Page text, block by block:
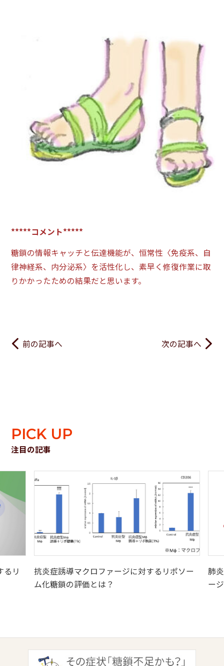
*****コメント*****
糖鎖の情報キャッチと伝達機能が、恒常性〈免疫系、自
律神経系、内分泌系〉を活性化し、素早く修復作業に取
りかかったための結果だと思います。
前の記事へ 次の記事へ
PICK UP
注目の記事
るリ
抗炎症誘導マクロファージに対するリポソー
ム化糖鎖の評価とは？
肺
ー